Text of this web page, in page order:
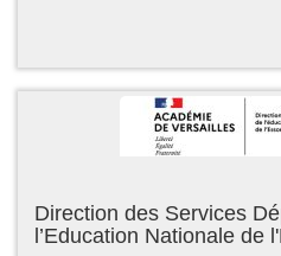
Direction des Services
l’Education Nationale de